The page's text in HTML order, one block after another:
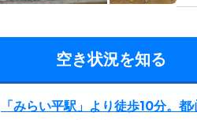
空き状況を知る
「みらい平駅」より徒歩10分。